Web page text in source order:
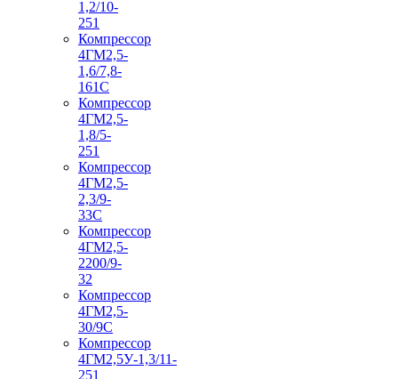
1,2/10-
251
Компрессор
4ГМ2,5-
1,6/7,8-
161С
Компрессор
4ГМ2,5-
1,8/5-
251
Компрессор
4ГМ2,5-
2,3/9-
33С
Компрессор
4ГМ2,5-
2200/9-
32
Компрессор
4ГМ2,5-
30/9С
Компрессор
4ГМ2,5У-1,3/11-
251